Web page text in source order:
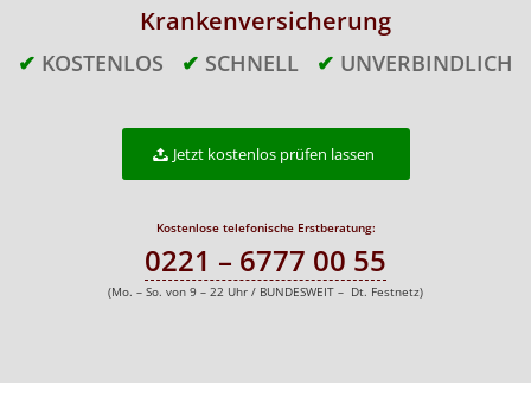
Krankenversicherung
✔ KOSTENLOS ✔ SCHNELL ✔ UNVERBINDLICH
Jetzt kostenlos prüfen lassen
Kostenlose telefonische Erstberatung:
0221 – 6777 00 55
(Mo. – So. von 9 – 22 Uhr / BUNDESWEIT – Dt. Festnetz)